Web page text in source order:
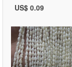
US$ 0.09